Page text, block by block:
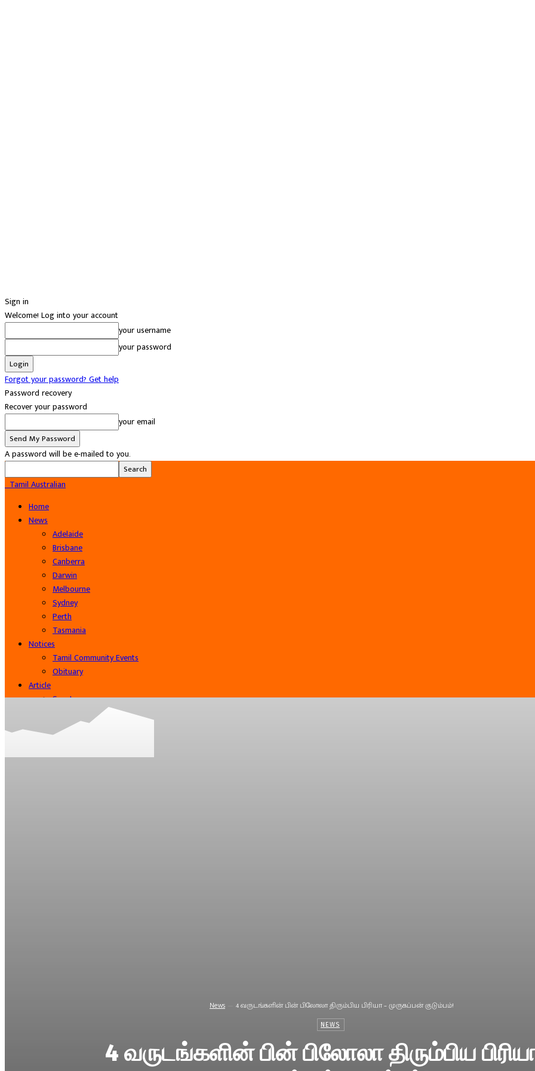
Sign in
Welcome! Log into your account
your username
your password
Forgot your password? Get help
Password recovery
Recover your password
your email
A password will be e-mailed to you.
Tamil Australian
Home
News
Adelaide
Brisbane
Canberra
Darwin
Melbourne
Sydney
Perth
Tasmania
Notices
Tamil Community Events
Obituary
Article
Sports
Community
Contact Us
News 4 வருடங்களின் பின் பிலோலா திரும்பிய பிரியா – முருகப்பன் குடும்பம்!
NEWS
4 வருடங்களின் பின் பிலோலா திரும்பிய